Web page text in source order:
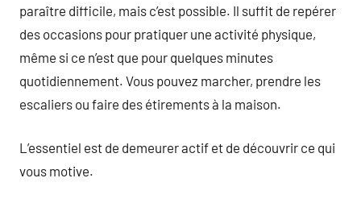
paraître difficile, mais c’est possible. Il suffit de repérer
des occasions pour pratiquer une activité physique,
même si ce n’est que pour quelques minutes
quotidiennement. Vous pouvez marcher, prendre les
escaliers ou faire des étirements à la maison.
L’essentiel est de demeurer actif et de découvrir ce qui
vous motive.